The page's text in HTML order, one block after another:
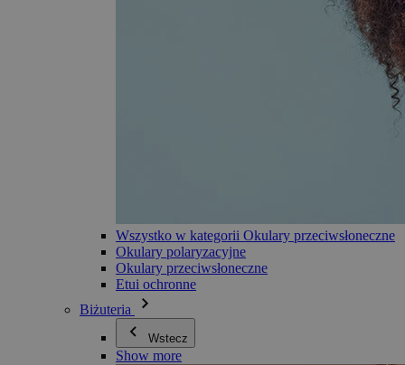
Wszystko w kategorii Okulary przeciwsłoneczne
Okulary polaryzacyjne
Okulary przeciwsłoneczne
Etui ochronne
Biżuteria
Wstecz
Show more